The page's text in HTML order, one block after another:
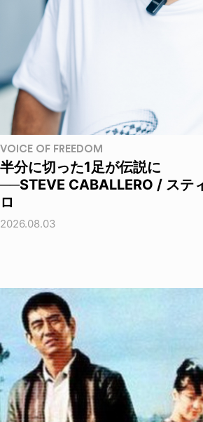
VOICE OF FREEDOM
半分に切った1足が伝説に
──STEVE CABALLERO / ステ
ロ
2026.08.03